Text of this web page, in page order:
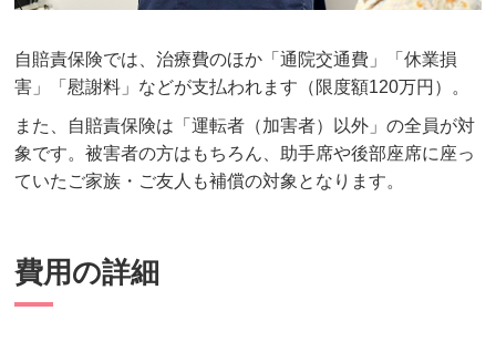
自賠責保険では、治療費のほか「通院交通費」「休業損
害」「慰謝料」などが支払われます（限度額120万円）。
また、自賠責保険は「運転者（加害者）以外」の全員が対
象です。被害者の方はもちろん、助手席や後部座席に座っ
ていたご家族・ご友人も補償の対象となります。
費用の詳細